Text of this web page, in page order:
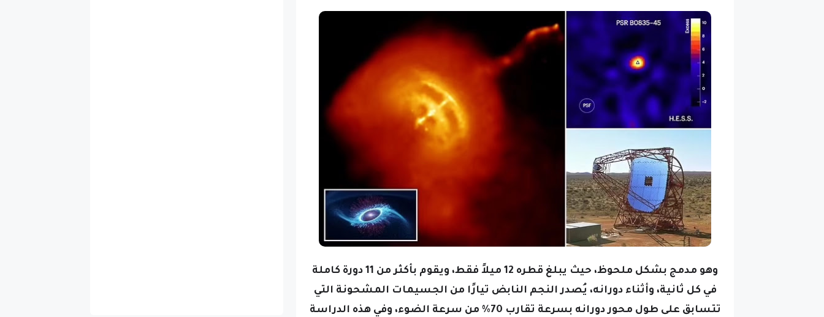
وهو مدمج بشكل ملحوظ، حيث يبلغ قطره 12 ميلاً فقط، ويقوم بأكثر من 11 دورة كاملة
في كل ثانية، وأثناء دورانه، يُصدر النجم النابض تيارًا من الجسيمات المشحونة التي
تتسابق على طول محور دورانه بسرعة تقارب 70% من سرعة الضوء،
وفي هذه الدراسة